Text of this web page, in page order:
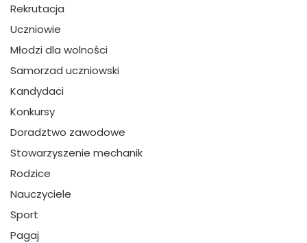
Rekrutacja
Uczniowie
Młodzi dla wolności
Samorzad uczniowski
Kandydaci
Konkursy
Doradztwo zawodowe
Stowarzyszenie mechanik
Rodzice
Nauczyciele
Sport
Pagaj